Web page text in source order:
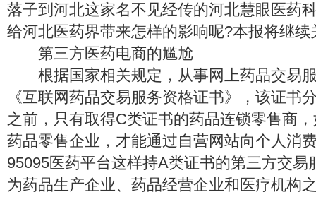
落子到河北这家名不见经传的河北慧眼医药
给河北医药界带来怎样的影响呢?本报将继续
第三方医药电商的尴尬
根据国家相关规定，从事网上药品交易
《互联网药品交易服务资格证书》，该证书
之前，只有取得C类证书的药品连锁零售商
药品零售企业，才能通过自营网站向个人消
95095医药平台这样持A类证书的第三方交易
为药品生产企业、药品经营企业和医疗机构